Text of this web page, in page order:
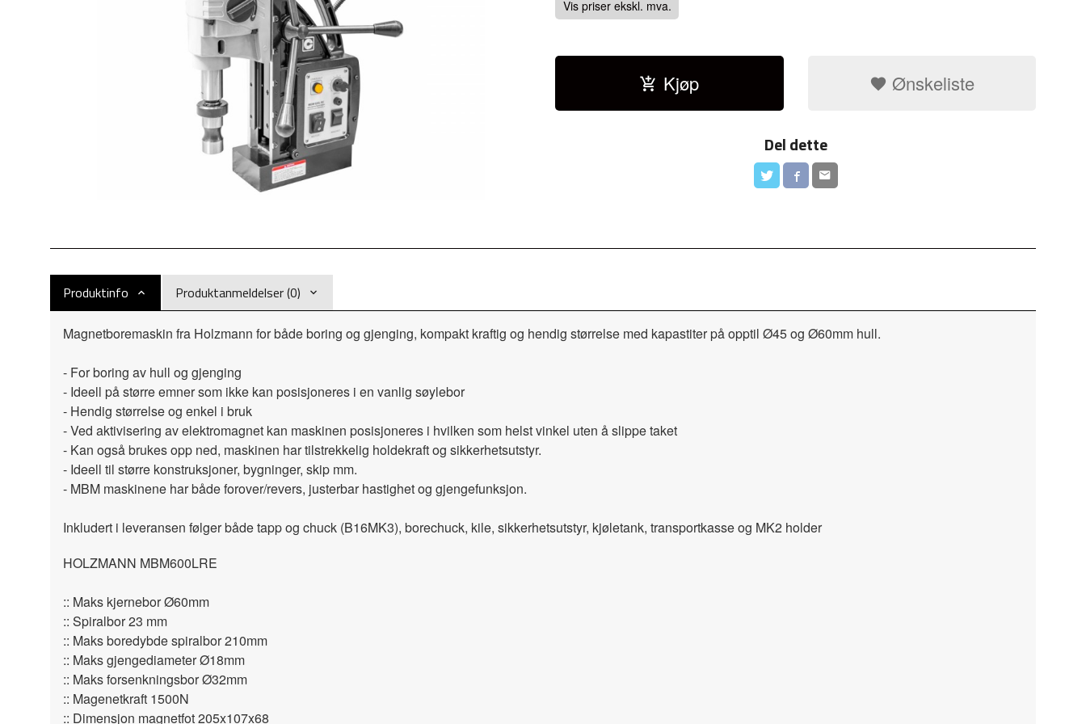
Vis priser ekskl. mva.
Kjøp Ønskeliste
Del dette
Produktinfo Produktanmeldelser (0)
Magnetboremaskin fra Holzmann for både boring og gjenging, kompakt kraftig og hendig størrelse med kapastiter på opptil Ø45 og Ø60mm hull.
- For boring av hull og gjenging
- Ideell på større emner som ikke kan posisjoneres i en vanlig søylebor
- Hendig størrelse og enkel i bruk
- Ved aktivisering av elektromagnet kan maskinen posisjoneres i hvilken som helst vinkel uten å slippe taket
- Kan også brukes opp ned, maskinen har tilstrekkelig holdekraft og sikkerhetsutstyr.
- Ideell til større konstruksjoner, bygninger, skip mm.
- MBM maskinene har både forover/revers, justerbar hastighet og gjengefunksjon.
Inkludert i leveransen følger både tapp og chuck (B16MK3), borechuck, kile, sikkerhetsutstyr, kjøletank, transportkasse og MK2 holder
HOLZMANN MBM600LRE
:: Maks kjernebor Ø60mm
:: Spiralbor 23 mm
:: Maks boredybde spiralbor 210mm
:: Maks gjengediameter Ø18mm
:: Maks forsenkningsbor Ø32mm
:: Magenetkraft 1500N
:: Dimensjon magnetfot 205x107x68